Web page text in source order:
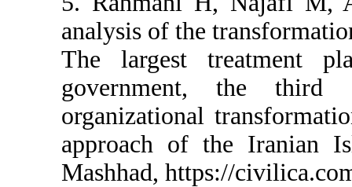
analysis of
The
approach
Mashhad,